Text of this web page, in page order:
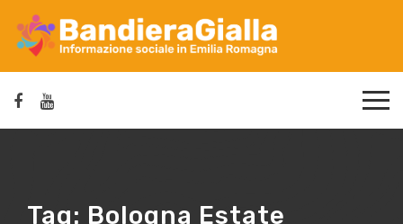
Tag: Bologna Estate